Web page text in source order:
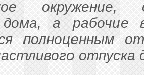
дома, а рабочие
полноценным
отпуска